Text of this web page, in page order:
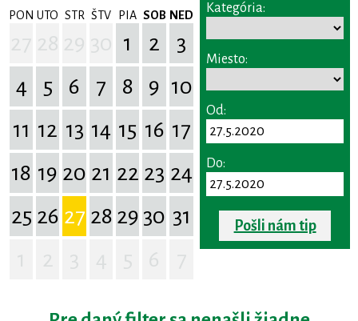
PON UTO STR ŠTV PIA SOB NED
1 2
3
4
5 6 7 8 9 10
11 12 13 14 15 16 17
18 19 20 21 22 23 24
25 26 27 28 29 30 31
Kategória:
Miesto:
Od:
Do:
Pošli nám tip